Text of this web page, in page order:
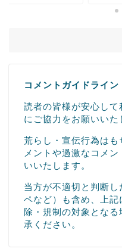
コメントガイドライン
読者の皆様が安心し
にご協力をお願いいた
荒らし・宣伝行為はも
メントや過激なコメ
いいたします。
当方が不適切と判断
ペなど）も含め、上記
除・規制の対象とな
承ください。